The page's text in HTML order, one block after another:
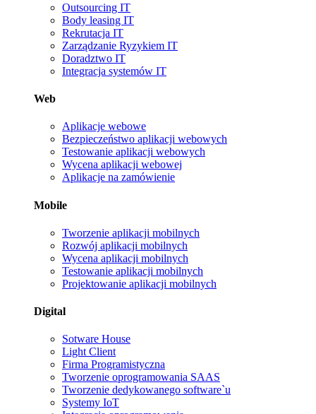
Outsourcing IT
Body leasing IT
Rekrutacja IT
Zarządzanie Ryzykiem IT
Doradztwo IT
Integracja systemów IT
Web
Aplikacje webowe
Bezpieczeństwo aplikacji webowych
Testowanie aplikacji webowych
Wycena aplikacji webowej
Aplikacje na zamówienie
Mobile
Tworzenie aplikacji mobilnych
Rozwój aplikacji mobilnych
Wycena aplikacji mobilnych
Testowanie aplikacji mobilnych
Projektowanie aplikacji mobilnych
Digital
Sotware House
Light Client
Firma Programistyczna
Tworzenie oprogramowania SAAS
Tworzenie dedykowanego software`u
Systemy IoT